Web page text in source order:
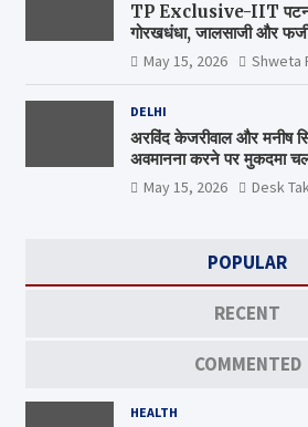
TP Exclusive-IIT
गोरखधंधा, जालसाजी और
मंत्रालय कब जागेगा ?
May 15, 2026 Shweta
DELHI
अरविंद केजरीवाल और मनीष
अवमानना करने पर मुकदमा
May 15, 2026 Desk
POPULAR
RECENT
COMMENTED
HEALTH